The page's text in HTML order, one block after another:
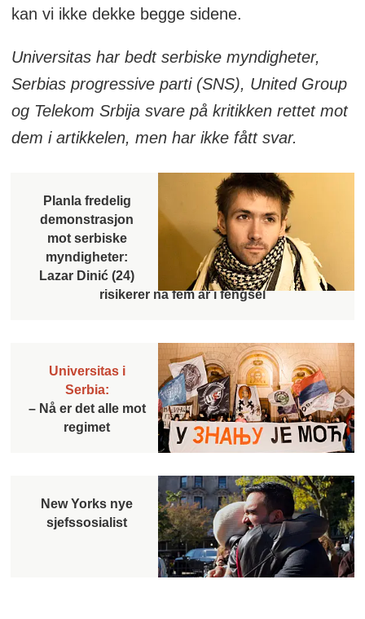
kan vi ikke dekke begge sidene.
Universitas har bedt serbiske myndigheter,
Serbias progressive parti (SNS), United Group
og Telekom Srbija svare på kritikken rettet mot
dem i artikkelen, men har ikke fått svar.
Planla fredelig
demonstrasjon
mot serbiske
myndigheter:
Lazar Dinić (24)
risikerer nå fem år i fengsel
Universitas i
Serbia:
– Nå er det alle mot
regimet
New Yorks nye
sjefssosialist